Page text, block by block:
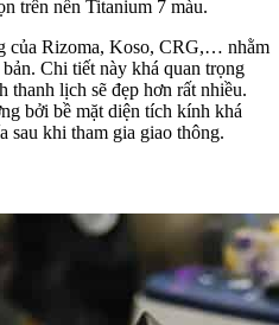
trên nền Titanium 7 màu.
của Rizoma, Koso, CRG,… nhằm
Chi tiết này khá quan trọng
thanh lịch sẽ đẹp hơn rất nhiều.
bởi bề mặt diện tích kính khá
sau khi tham gia giao thông.